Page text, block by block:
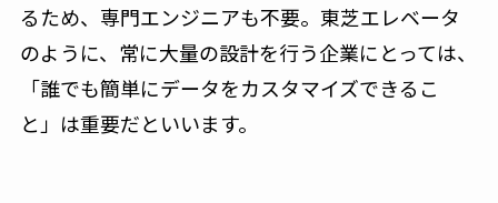
るため、専門エンジニアも不要。東芝エレベータ
のように、常に大量の設計を行う企業にとっては、
「誰でも簡単にデータをカスタマイズできるこ
と」は重要だといいます。